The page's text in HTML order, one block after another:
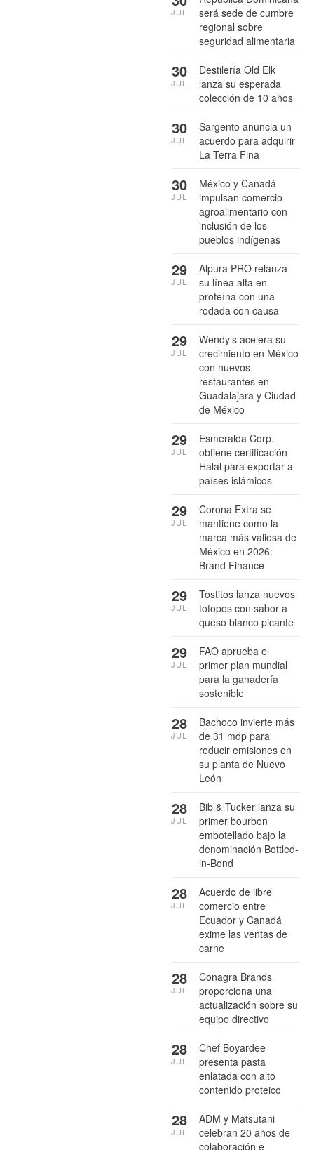
será sede de cumbre
regional sobre
seguridad alimentaria
JUL
Destilería Old Elk
lanza su esperada
colección de 10 años
30
JUL
Sargento anuncia un
acuerdo para adquirir
La Terra Fina
30
JUL
México y Canadá
impulsan comercio
agroalimentario con
inclusión de los
pueblos indígenas
30
JUL
Alpura PRO relanza
su línea alta en
proteína con una
rodada con causa
29
JUL
Wendy’s acelera su
crecimiento en México
con nuevos
restaurantes en
Guadalajara y Ciudad
de México
29
JUL
Esmeralda Corp.
obtiene certificación
Halal para exportar a
países islámicos
29
JUL
Corona Extra se
mantiene como la
marca más valiosa de
México en 2026:
Brand Finance
29
JUL
Tostitos lanza nuevos
totopos con sabor a
queso blanco picante
29
JUL
FAO aprueba el
primer plan mundial
para la ganadería
sostenible
29
JUL
Bachoco invierte más
de 31 mdp para
reducir emisiones en
su planta de Nuevo
León
28
JUL
Bib & Tucker lanza su
primer bourbon
embotellado bajo la
denominación Bottled-
in-Bond
28
JUL
Acuerdo de libre
comercio entre
Ecuador y Canadá
exime las ventas de
carne
28
JUL
Conagra Brands
proporciona una
actualización sobre su
equipo directivo
28
JUL
Chef Boyardee
presenta pasta
enlatada con alto
contenido proteico
28
JUL
ADM y Matsutani
celebran 20 años de
colaboración e
28
JUL